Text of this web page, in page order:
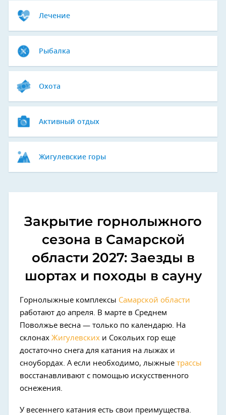
Лечение
Рыбалка
Охота
Активный отдых
Жигулевские горы
Закрытие горнолыжного
сезона в Самарской
области 2027: Заезды в
шортах и походы в сауну
Горнолыжные комплексы Самарской области
работают до апреля. В марте в Среднем
Поволжье весна — только по календарю. На
склонах Жигулевских и Сокольих гор еще
достаточно снега для катания на лыжах и
сноубордах. А если необходимо, лыжные трассы
восстанавливают с помощью искусственного
оснежения.
У весеннего катания есть свои преимущества.